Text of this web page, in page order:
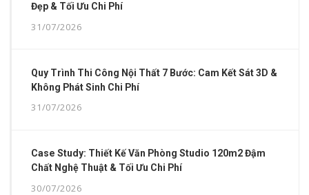
Đẹp & Tối Ưu Chi Phí
31/07/2026
Quy Trình Thi Công Nội Thất 7 Bước: Cam Kết Sát 3D &
Không Phát Sinh Chi Phí
31/07/2026
Case Study: Thiết Kế Văn Phòng Studio 120m2 Đậm
Chất Nghệ Thuật & Tối Ưu Chi Phí
30/07/2026